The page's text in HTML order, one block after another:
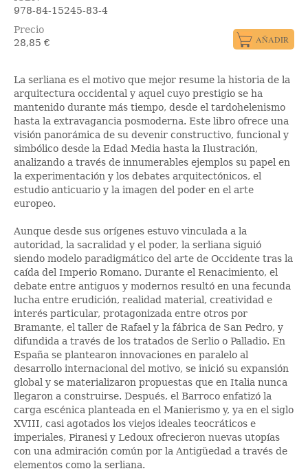
978-84-15245-83-4
Precio
28,85 €
La serliana es el motivo que mejor resume la historia de la
arquitectura occidental y aquel cuyo prestigio se ha
mantenido durante más tiempo, desde el tardohelenismo
hasta la extravagancia posmoderna. Este libro ofrece una
visión panorámica de su devenir constructivo, funcional y
simbólico desde la Edad Media hasta la Ilustración,
analizando a través de innumerables ejemplos su papel en
la experimentación y los debates arquitectónicos, el
estudio anticuario y la imagen del poder en el arte
europeo.
Aunque desde sus orígenes estuvo vinculada a la
autoridad, la sacralidad y el poder, la serliana siguió
siendo modelo paradigmático del arte de Occidente tras la
caída del Imperio Romano. Durante el Renacimiento, el
debate entre antiguos y modernos resultó en una fecunda
lucha entre erudición, realidad material, creatividad e
interés particular, protagonizada entre otros por
Bramante, el taller de Rafael y la fábrica de San Pedro, y
difundida a través de los tratados de Serlio o Palladio. En
España se plantearon innovaciones en paralelo al
desarrollo internacional del motivo, se inició su expansión
global y se materializaron propuestas que en Italia nunca
llegaron a construirse. Después, el Barroco enfatizó la
carga escénica planteada en el Manierismo y, ya en el siglo
XVIII, casi agotados los viejos ideales teocráticos e
imperiales, Piranesi y Ledoux ofrecieron nuevas utopías
con una admiración común por la Antigüedad a través de
elementos como la serliana.